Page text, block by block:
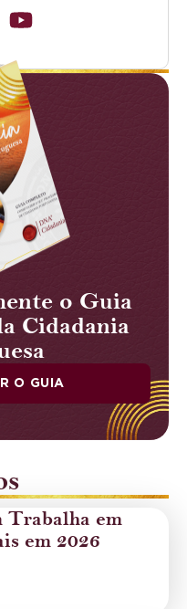
o Guia
Cidadania
O GUIA
Trabalha em
em 2026